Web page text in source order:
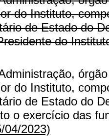
do Instituto,
de Estado do
do
do Instituto,
de Estado do
o exercício das
04/2023)